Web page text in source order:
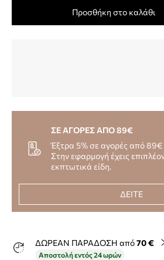
Προσθήκη στο καλάθι
ΣΕ ΑΓΟΡΕΣ ΑΠΟ 89€
Έξτρα 5% σε αγορές από
Στην εφαρμογή έχεις
εκπτωτικά είδη.
ΔΕΙΤΕ
ΔΩΡΕΑΝ ΠΑΡΑΔΟΣΗ από70 €
Αποστολή εντός 24 ωρών